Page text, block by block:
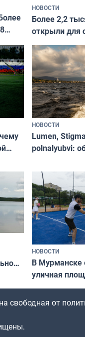
НОВОСТИ
Более 2,2
открыли для
край в
«Туризм для
НОВОСТИ
Lumen,
polnalyubvi:
«Имандра» в
НОВОСТИ
В Мурманске
уличная
в падел
свободная от